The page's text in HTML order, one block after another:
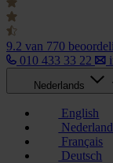
9.2 van 770
010 433 33 22
Nederlands
English
Français
Deutsch